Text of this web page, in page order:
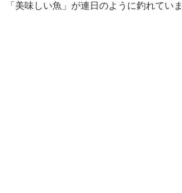
「美味しい魚」が連日のように釣れていま